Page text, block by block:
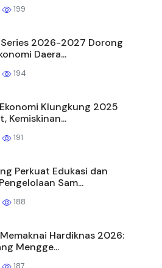
199
2026-2027 Dorong
Daera...
194
Klungkung 2025
Kemiskinan...
191
Perkuat Edukasi dan
Sam...
188
Hardiknas 2026:
Mengge...
187